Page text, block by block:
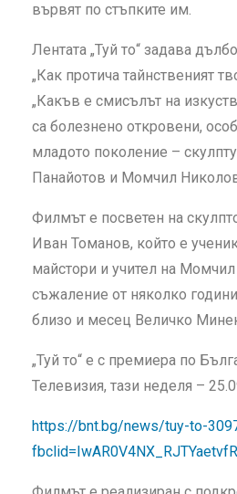
вървят по стъпките им.
Лентата „Туй то“ задава
„Как протича тайнственият
„Какъв е смисълът на
са болезнено откровени,
младото поколение –
Панайотов и Момчил
Филмът е посветен на
Иван Томанов, който е
майстори и учител на
съжаление от няколко
близо и месец Величко
„Туй то“ е с премиера по
Телевизия, тази неделя –
https://bnt.bg/news/tuy-to-